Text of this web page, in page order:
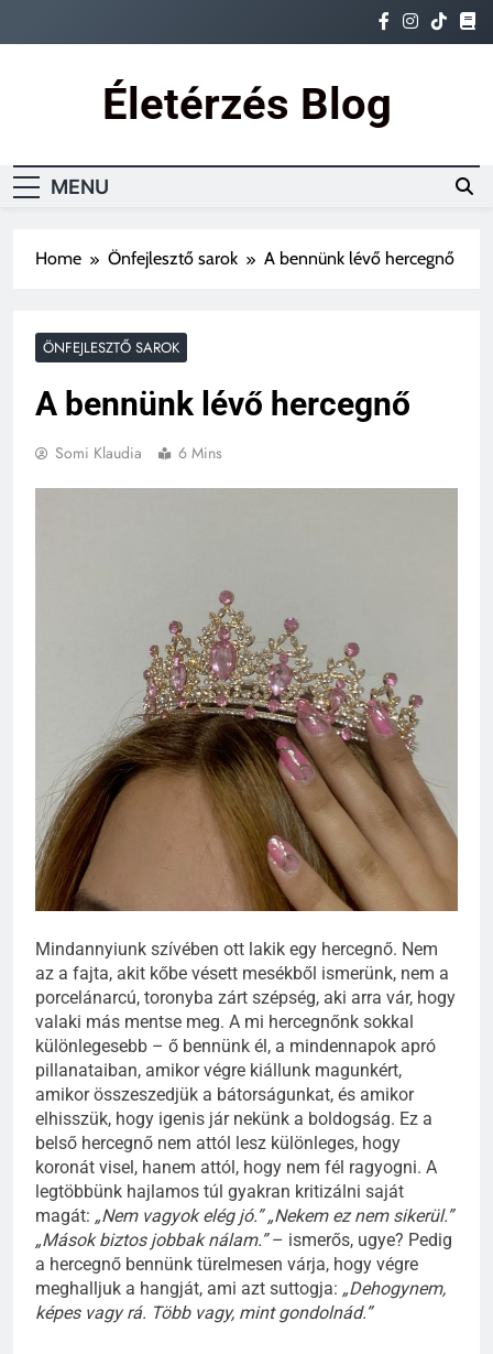
Életérzés Blog
MENU
Home Önfejlesztő sarok A bennünk lévő hercegnő
ÖNFEJLESZTŐ SAROK
A bennünk lévő hercegnő
Somi Klaudia 6 Mins
Mindannyiunk szívében ott lakik egy hercegnő. Nem
az a fajta, akit kőbe vésett mesékből ismerünk, nem a
porcelánarcú, toronyba zárt szépség, aki arra vár, hogy
valaki más mentse meg. A mi hercegnőnk sokkal
különlegesebb – ő bennünk él, a mindennapok apró
pillanataiban, amikor végre kiállunk magunkért,
amikor összeszedjük a bátorságunkat, és amikor
elhisszük, hogy igenis jár nekünk a boldogság. Ez a
belső hercegnő nem attól lesz különleges, hogy
koronát visel, hanem attól, hogy nem fél ragyogni. A
legtöbbünk hajlamos túl gyakran kritizálni saját
magát: „Nem vagyok elég jó.” „Nekem ez nem sikerül.”
„Mások biztos jobbak nálam.”– ismerős, ugye? Pedig
a hercegnő bennünk türelmesen várja, hogy végre
meghalljuk a hangját, ami azt suttogja: „Dehogynem,
képes vagy rá. Több vagy, mint gondolnád.”